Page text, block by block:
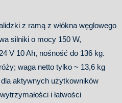
z ramą z włókna węglowego
silniki o mocy 150 W,
V 10 Ah, nośność do 136 kg.
waga netto tylko ~ 13,6 kg
aktywnych użytkowników
i łatwości